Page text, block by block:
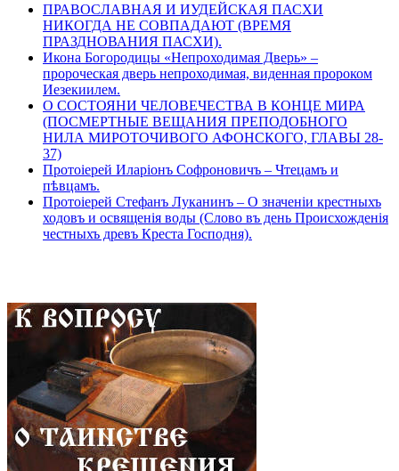
ПРАВОСЛАВНАЯ И ИУДЕЙСКАЯ ПАСХИ
НИКОГДА НЕ СОВПАДАЮТ (ВРЕМЯ
ПРАЗДНОВАНИЯ ПАСХИ).
Икона Богородицы «Непроходимая Дверь» –
пророческая дверь непроходимая, виденная пророком
Иезекиилем.
О СОСТОЯНИ ЧЕЛОВЕЧЕСТВА В КОНЦЕ МИРА
(ПОСМЕРТНЫЕ ВЕЩАНИЯ ПРЕПОДОБНОГО
НИЛА МИРОТОЧИВОГО АФОНСКОГО, ГЛАВЫ 28-
37)
Протоіерей Иларіонъ Софроновичъ – Чтецамъ и
пѣвцамъ.
Протоіерей Стефанъ Луканинъ – О значеніи крестныхъ
ходовъ и освященія воды (Слово въ день Происхожденія
честныхъ древъ Креста Господня).